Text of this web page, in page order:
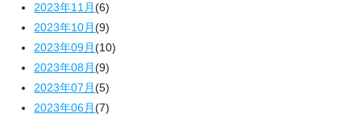
2023年11月(6)
2023年10月(9)
2023年09月(10)
2023年08月(9)
2023年07月(5)
2023年06月(7)